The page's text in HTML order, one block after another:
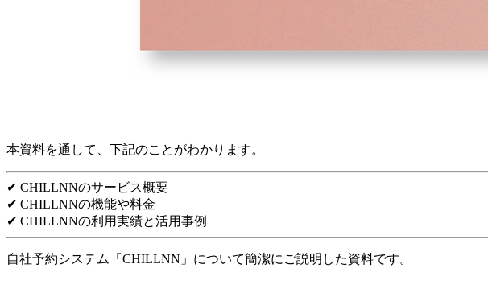
本資料を通して、下記のことがわかります。
✔︎ CHILLNNのサービス概要
✔︎ CHILLNNの機能や料金
✔︎ CHILLNNの利用実績と活用事例
自社予約システム「CHILLNN」について簡潔にご説明した資料です。